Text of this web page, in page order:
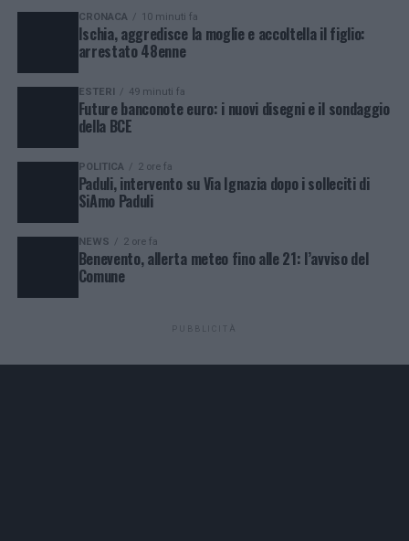
CRONACA 10 minuti fa
Ischia, aggredisce la moglie e accoltella il figlio:
arrestato 48enne
ESTERI 49 minuti fa
Future banconote euro: i nuovi disegni e il sondaggio
della BCE
POLITICA 2 ore fa
Paduli, intervento su Via Ignazia dopo i solleciti di
SiAmo Paduli
NEWS 2 ore fa
Benevento, allerta meteo fino alle 21: l’avviso del
Comune
PUBBLICITÀ